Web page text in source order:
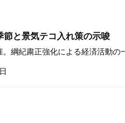
節と景気テコ入れ策の示唆
。綱紀粛正強化による経済活動の